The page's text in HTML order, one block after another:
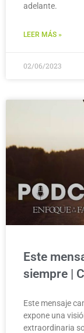
adelante.
LEER MÁS »
02/06/2023
Este
siempre |
Este mensaje
expone una
extraordinaria